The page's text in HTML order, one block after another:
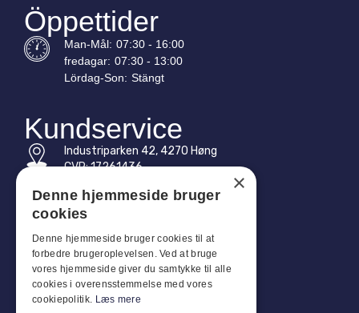
Öppettider
Man-Mål: 07:30 - 16:00
fredagar: 07:30 - 13:00
Lördag-Son: Stängt
Kundservice
Industriparken 42, 4270 Høng
CVR: 17261436
Tel: +45 4396 4122
Snabblänkar
Integritetspolicy
Försäljnings- och leveransvillkor
×
Denne hjemmeside bruger
cookies
Denne hjemmeside bruger cookies til at
forbedre brugeroplevelsen. Ved at bruge
vores hjemmeside giver du samtykke til alle
cookies i overensstemmelse med vores
cookiepolitik. Læs mere